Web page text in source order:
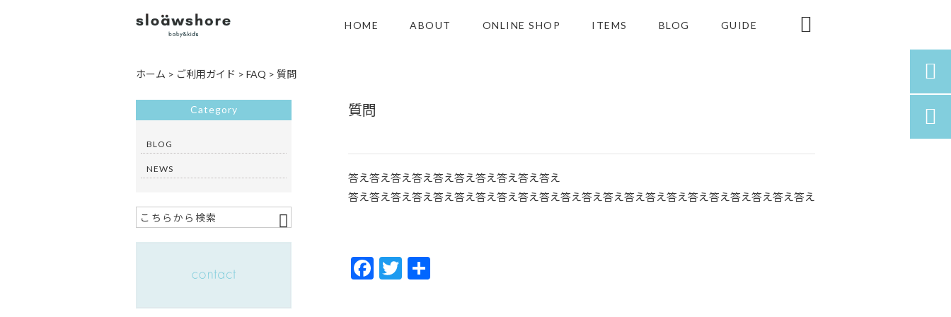
HOME ABOUT ONLINE SHOP ITEMS BLOG GUIDE 
ホーム > ご利用ガイド > FAQ > 質問
質問
答え答え答え答え答え答え答え答え答え答え
答え答え答え答え答え答え答え答え答え答え答え答え答え答え答え答え答え答え答え答え答え答え
F
ac
T
w
Category
BLOG
NEWS

